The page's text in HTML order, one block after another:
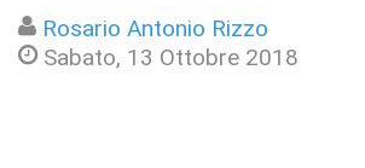
Rosario Antonio Rizzo
Sabato, 13 Ottobre 2018